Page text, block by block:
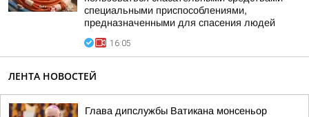
специальными приспособлениями,
предназначенными для спасения людей
16:05
ЛЕНТА НОВОСТЕЙ
Глава дипслужбы Ватикана монсеньор